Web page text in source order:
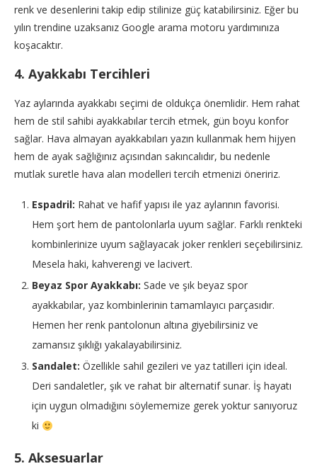
renk ve desenlerini takip edip stilinize güç katabilirsiniz. Eğer bu
yılın trendine uzaksanız Google arama motoru yardımınıza
koşacaktır.
4. Ayakkabı Tercihleri
Yaz aylarında ayakkabı seçimi de oldukça önemlidir. Hem rahat
hem de stil sahibi ayakkabılar tercih etmek, gün boyu konfor
sağlar. Hava almayan ayakkabıları yazın kullanmak hem hijyen
hem de ayak sağlığınız açısından sakıncalıdır, bu nedenle
mutlak suretle hava alan modelleri tercih etmenizi öneririz.
Espadril: Rahat ve hafif yapısı ile yaz aylarının favorisi.
Hem şort hem de pantolonlarla uyum sağlar. Farklı renkteki
kombinlerinize uyum sağlayacak joker renkleri seçebilirsiniz.
Mesela haki, kahverengi ve lacivert.
Beyaz Spor Ayakkabı: Sade ve şık beyaz spor
ayakkabılar, yaz kombinlerinin tamamlayıcı parçasıdır.
Hemen her renk pantolonun altına giyebilirsiniz ve
zamansız şıklığı yakalayabilirsiniz.
Sandalet: Özellikle sahil gezileri ve yaz tatilleri için ideal.
Deri sandaletler, şık ve rahat bir alternatif sunar. İş hayatı
için uygun olmadığını söylememize gerek yoktur sanıyoruz
ki
5. Aksesuarlar